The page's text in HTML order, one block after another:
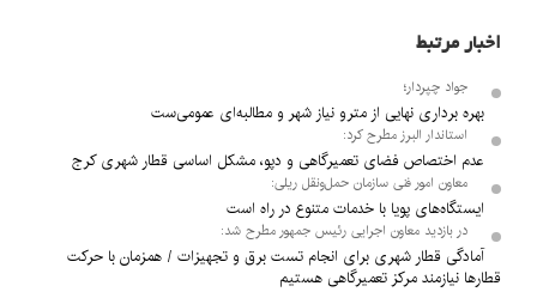
اخبار مرتبط
جواد چپردار؛
بهره برداری نهایی از مترو نیاز شهر و مطالبه‌ای عمومی‌ست
استاندار البرز مطرح کرد:
عدم اختصاص فضای تعمیرگاهی و دپو، مشکل اساسی قطار شهری کرج
معاون امور فنی سازمان حمل‌ونقل ریلی:
ایستگاه‌های پویا با خدمات متنوع در راه است
در بازدید معاون اجرایی رئیس جمهور مطرح شد:
آمادگی قطار شهری برای انجام تست برق و تجهیزات / همزمان با حرکت
قطارها نیازمند مرکز تعمیرگاهی هستیم